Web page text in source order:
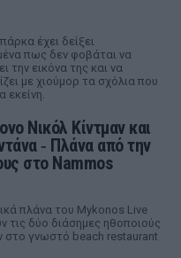
έχει δείξει
πως δεν φοβάται να
την εικόνα της και να
με χιούμορ τα σχόλια που
εκείνη.
Νικόλ Κίντμαν και
‑ Πλάνα από την
στο Nammos
πλάνα του Mykonos Live
τις δύο διάσημες ηθοποιούς
στο γνωστό beach restaurant